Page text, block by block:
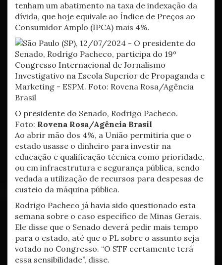
tenham um abatimento na taxa de indexação da
dívida, que hoje equivale ao Índice de Preços ao
Consumidor Amplo (IPCA) mais 4%.
O presidente do Senado, Rodrigo Pacheco.
Foto: Rovena Rosa/Agência Brasil
Ao abrir mão dos 4%, a União permitiria que o
estado usasse o dinheiro para investir na
educação e qualificação técnica como prioridade,
ou em infraestrutura e segurança pública, sendo
vedada a utilização de recursos para despesas de
custeio da máquina pública.
Rodrigo Pacheco já havia sido questionado esta
semana sobre o caso específico de Minas Gerais.
Ele disse que o Senado deverá pedir mais tempo
para o estado, até que o PL sobre o assunto seja
votado no Congresso. “O STF certamente terá
essa sensibilidade”, disse.